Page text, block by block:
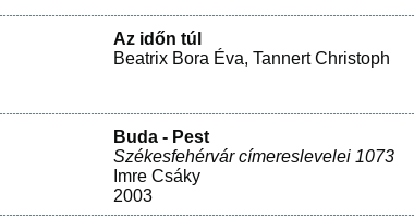
Az időn túl
Beatrix Bora Éva, Tannert Christoph
Buda - Pest
Székesfehérvár címereslevelei 1073
Imre Csáky
2003